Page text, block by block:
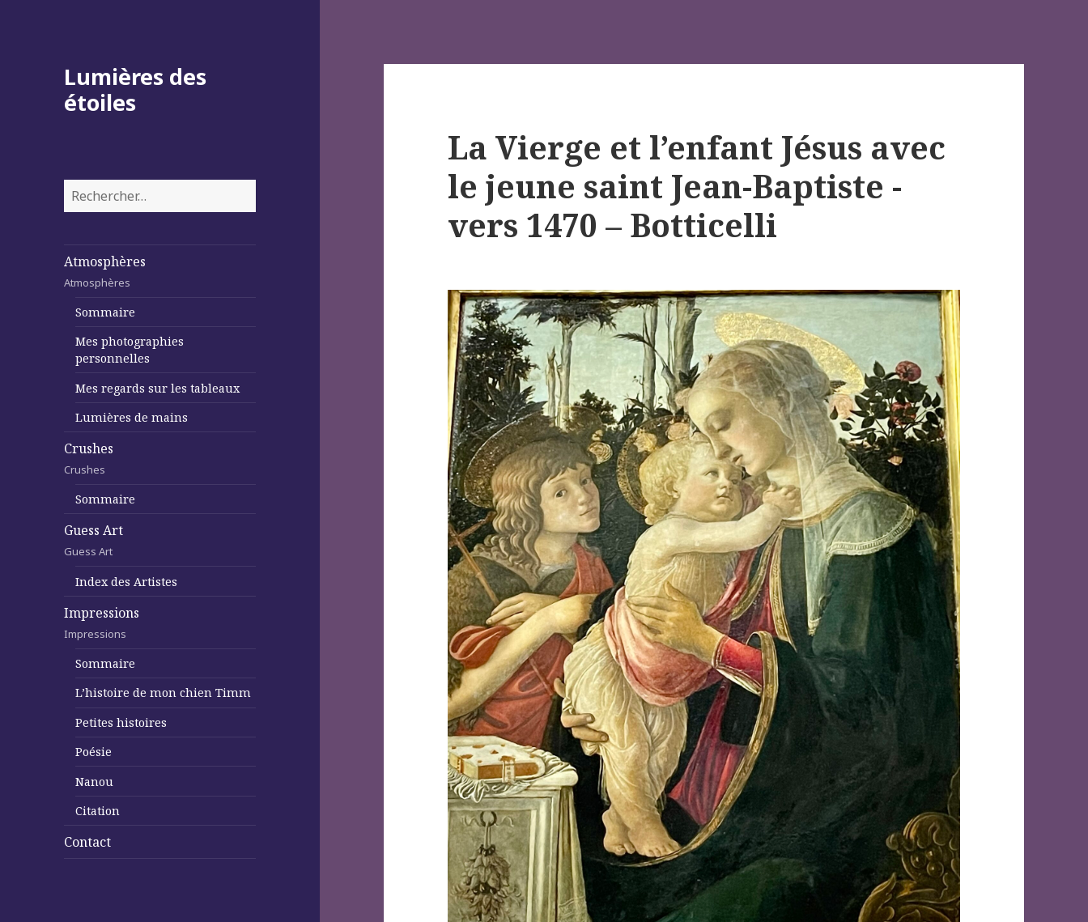
Lumières des
étoiles
Rechercher :
Atmosphères
Atmosphères
Sommaire
Mes photographies
personnelles
Mes regards sur les tableaux
Lumières de mains
Crushes
Crushes
Sommaire
Guess Art
Guess Art
Index des Artistes
Impressions
Impressions
Sommaire
L’histoire de mon chien Timm
Petites histoires
Poésie
Nanou
Citation
Contact
La Vierge et l’enfant Jésus avec
le jeune saint Jean-Baptiste -
vers 1470 – Botticelli